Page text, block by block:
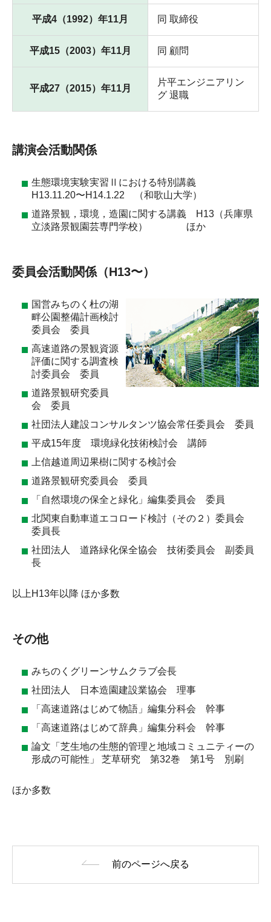
平成4（1992）年11月 同 取締役
平成15（2003）年11月 同 顧問
平成27（2015）年11月
片平エンジニアリン
グ 退職
講演会活動関係
生態環境実験実習Ⅱにおける特別講義
H13.11.20〜H14.1.22 （和歌山大学）
道路景観，環境，造園に関する講義 H13（兵庫県
立淡路景観園芸専門学校） ほか
委員会活動関係（H13〜）
国営みちのく杜の湖
畔公園整備計画検討
委員会 委員
高速道路の景観資源
評価に関する調査検
討委員会 委員
道路景観研究委員
会 委員
社団法人建設コンサルタンツ協会常任委員会 委員
平成15年度 環境緑化技術検討会 講師
上信越道周辺果樹に関する検討会
道路景観研究委員会 委員
「自然環境の保全と緑化」編集委員会 委員
北関東自動車道エコロード検討（その２）委員会
委員長
社団法人 道路緑化保全協会 技術委員会 副委員
長
以上H13年以降 ほか多数
その他
みちのくグリーンサムクラブ会長
社団法人 日本造園建設業協会 理事
「高速道路はじめて物語」編集分科会 幹事
「高速道路はじめて辞典」編集分科会 幹事
論文「芝生地の生態的管理と地域コミュニティーの
形成の可能性」 芝草研究 第32巻 第1号 別刷
ほか多数
前のページへ戻る